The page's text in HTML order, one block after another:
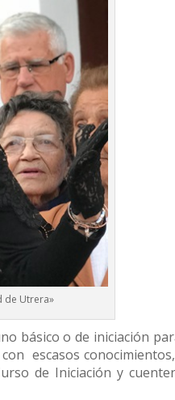
de Utrera»
básico o de iniciación
escasos
de Iniciación y